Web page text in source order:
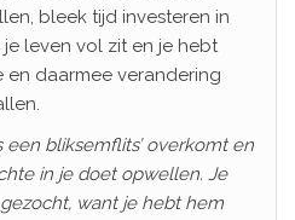
bleek tijd investeren in
leven vol zit en je hebt
en daarmee verandering
een bliksemflits’ overkomt en
in je doet opwellen. Je
want je hebt hem